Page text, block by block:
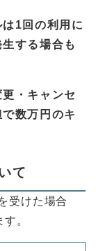
1回の利用に
する場合も
・キャンセ
数万円のキ
て
受けた場合
。